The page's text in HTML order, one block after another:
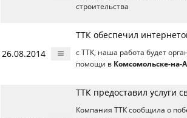
строительства
26.08.2014
ТТК обеспечил
с ТТК, наша работа будет
помощи в Комсомольске-на-
ТТК предоставил услуги
Компания ТТК сообщила о